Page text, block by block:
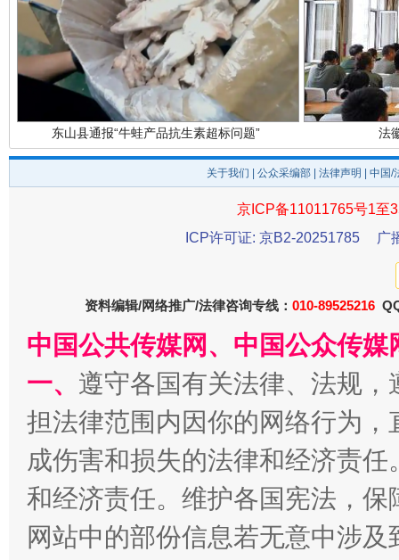
东山县通报“牛蛙产品抗生素超标问题” 法
千年窑火 生生不息 一
关于我们 公众采编部 法律声明 | 中国
京ICP备11011765号1至
ICP许可证: 京B2-20251785
广
资料编辑/网络推广/法律咨询专线： 010-89525216
中国公共传媒网、中国公众传
一、 遵守各国有关法律、法规
担法律范围内因你的网络行为
成伤害和损失的法律和经济责
和经济责任。维护各国宪法，
网站中的部份信息若无意中涉